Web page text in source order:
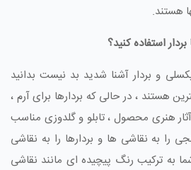
هستند.
استفاده کنید؟
و بردار آشنا شدید بد نیست بدانید
هستند ، در حالی که بردارها برای آرم ،
هنری محصول ، تابلو و گلدوزی مناسب
را به نقاشی ها و بردارها را به نقاشی
به ترکیب رنگ پیچیده ای مانند نقاشی